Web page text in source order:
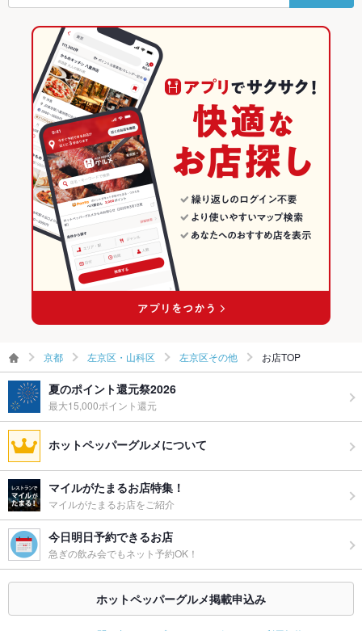
一乗寺駅 × ラーメン
一乗寺駅 × ラーメン全般
京都
京都 × ラーメン
京都 × ラーメン全般
左京区・山科区のグルメランキング
左京区その他のグルメランキング
京都 左京区・山科区 左京区その他 お店TOP
夏のポイント還元祭2026
最大15,000ポイント還元
ホットペッパーグルメについて
マイルがたまるお店特集！
マイルがたまるお店をご紹介
今日明日予約できるお店
急ぎの飲み会でもネット予約OK！
ホットペッパーグルメ掲載申込み